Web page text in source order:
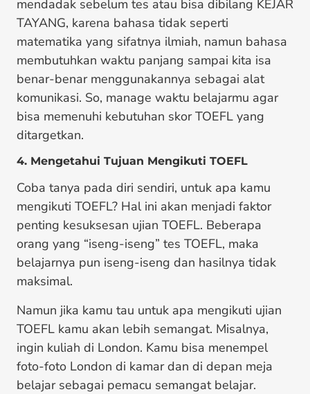
mendadak sebelum tes atau bisa dibilang KEJAR
TAYANG, karena bahasa tidak seperti
matematika yang sifatnya ilmiah, namun bahasa
membutuhkan waktu panjang sampai kita isa
benar-benar menggunakannya sebagai alat
komunikasi. So, manage waktu belajarmu agar
bisa memenuhi kebutuhan skor TOEFL yang
ditargetkan.
4. Mengetahui Tujuan Mengikuti TOEFL
Coba tanya pada diri sendiri, untuk apa kamu
mengikuti TOEFL? Hal ini akan menjadi faktor
penting kesuksesan ujian TOEFL. Beberapa
orang yang “iseng-iseng” tes TOEFL, maka
belajarnya pun iseng-iseng dan hasilnya tidak
maksimal.
Namun jika kamu tau untuk apa mengikuti ujian
TOEFL kamu akan lebih semangat. Misalnya,
ingin kuliah di London. Kamu bisa menempel
foto-foto London di kamar dan di depan meja
belajar sebagai pemacu semangat belajar.